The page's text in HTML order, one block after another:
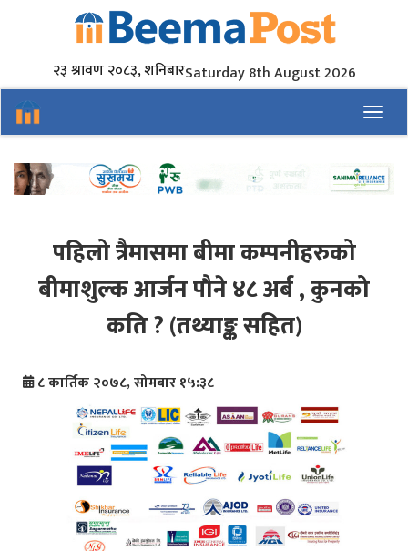
२३ श्रावण २०८३, शनिबारSaturday 8th August 2026
पहिलो त्रैमासमा बीमा कम्पनीहरुको
बीमाशुल्क आर्जन पौने ४८ अर्ब , कुनको
कति ? (तथ्याङ्क सहित)
८ कार्तिक २०७८, सोमबार १५:३८